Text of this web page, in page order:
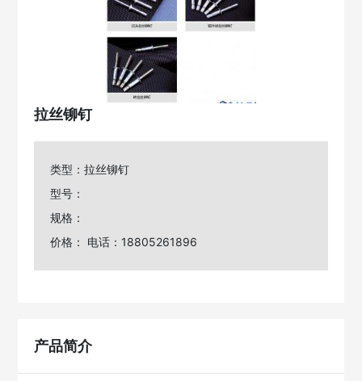
拉丝铆钉
类型：拉丝铆钉
型号：
规格：
价格： 电话：18805261896
产品简介